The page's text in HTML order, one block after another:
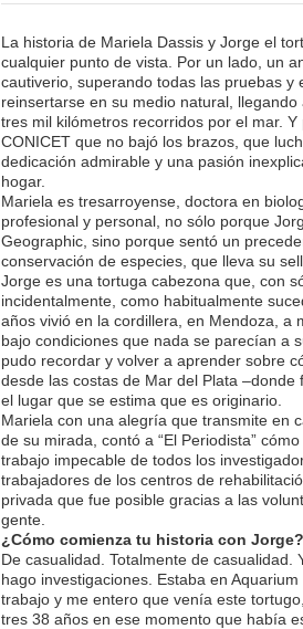
La historia de Mariela Dassis y Jorge el
cualquier punto de vista. Por un lado, un
cautiverio, superando todas las pruebas y
reinsertarse en su medio natural,
tres mil kilómetros recorridos por el mar.
CONICET que no bajó los brazos, que
dedicación admirable y una pasión
hogar.
Mariela es tresarroyense, doctora en
profesional y personal, no sólo porque
Geographic, sino porque sentó un
conservación de especies, que lleva su
Jorge es una tortuga cabezona que, con
incidentalmente, como habitualmente
años vivió en la cordillera, en Mendoza, a
bajo condiciones que nada se parecían a
pudo recordar y volver a aprender sobre
desde las costas de Mar del Plata
el lugar que se estima que es originario.
Mariela con una alegría que transmite en
de su mirada, contó a “El Periodista”
trabajo impecable de todos los
trabajadores de los centros de
privada que fue posible gracias a las
gente.
¿Cómo comienza tu historia con Jorge?
De casualidad. Totalmente de
hago investigaciones. Estaba en
trabajo y me entero que venía este
tres 38 años en ese momento que había